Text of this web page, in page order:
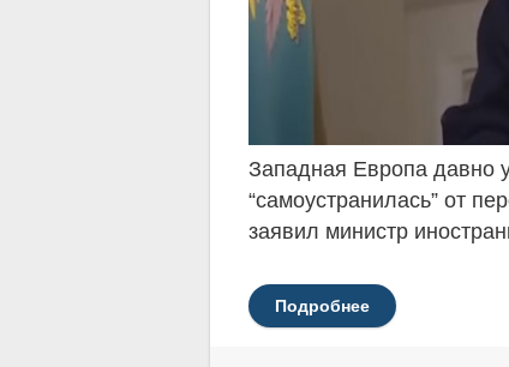
Западная Европа давно
“самоустранилась” от
заявил министр
Подробнее